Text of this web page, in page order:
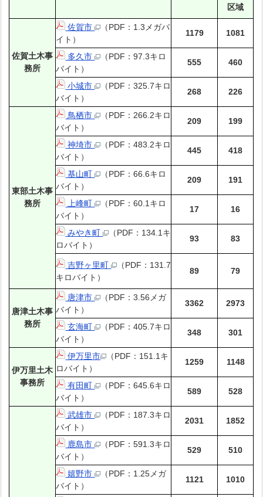
区域
佐賀土木事
務所
佐賀市
（PDF：1.3メガバ
イト）
1179 1081
多久市
（PDF：97.3キロ
バイト）
555 460
小城市
（PDF：325.7キロ
バイト）
268 226
東部土木事
務所
鳥栖市
（PDF：266.2キロ
バイト）
209 199
神埼市
（PDF：483.2キロ
バイト）
445 418
基山町
（PDF：66.6キロ
バイト）
209 191
上峰町
（PDF：60.1キロ
バイト）
17 16
みやき町
（PDF：134.1キ
ロバイト）
93 83
吉野ヶ里町
（PDF：131.7
キロバイト）
89 79
唐津土木事
務所
唐津市
（PDF：3.56メガ
バイト）
3362 2973
玄海町
（PDF：405.7キロ
バイト）
348 301
伊万里土木
事務所
伊万里市
（PDF：151.1キ
ロバイト）
1259 1148
有田町
（PDF：645.6キロ
バイト）
589 528
武雄市
（PDF：187.3キロ
バイト）
2031 1852
鹿島市
（PDF：591.3キロ
バイト）
529 510
嬉野市
（PDF：1.25メガ
バイト）
1121 1010